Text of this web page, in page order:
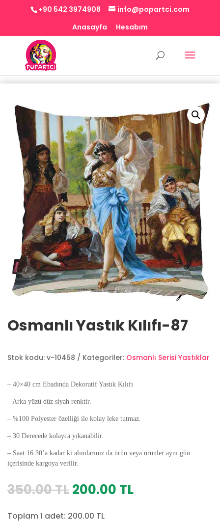
+90 542 3974908
info@popartci.com
Anasayfa
Hesabım
Osmanlı Yastık Kılıfı-87
Stok kodu: v-10458 Kategoriler: Osmanlı Serisi Yastıklar
– 40×40 cm Ebadında Dekoratif Yastık Kılıfı
– Arka yüzü düz siyah renktir.
– %100 Polyester özelliği ile kolay leke tutmaz.
– 30 Derecede kolayca yıkanabilir.
– Saat 16.30’a kadar ki alımlarınız da ürün veya ürünler aynı gün
içerisinde kargoya verilir.
350.00TLOrijinal
350.00 TL.
200.00 TLŞu
Toplam 1 adet: 200.00 TL